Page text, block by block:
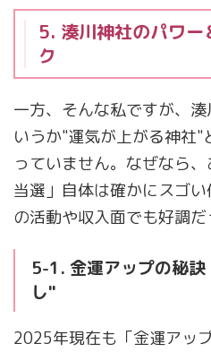
5. 湊川神社のパワ
ク
一方、そんな私ですが、
いうか"運気が上がる神社"
っていません。なぜなら
当選」自体は確かにスゴ
の活動や収入面でも好調だ
5-1. 金運アップの秘
し"
2025年現在も「金運アッ